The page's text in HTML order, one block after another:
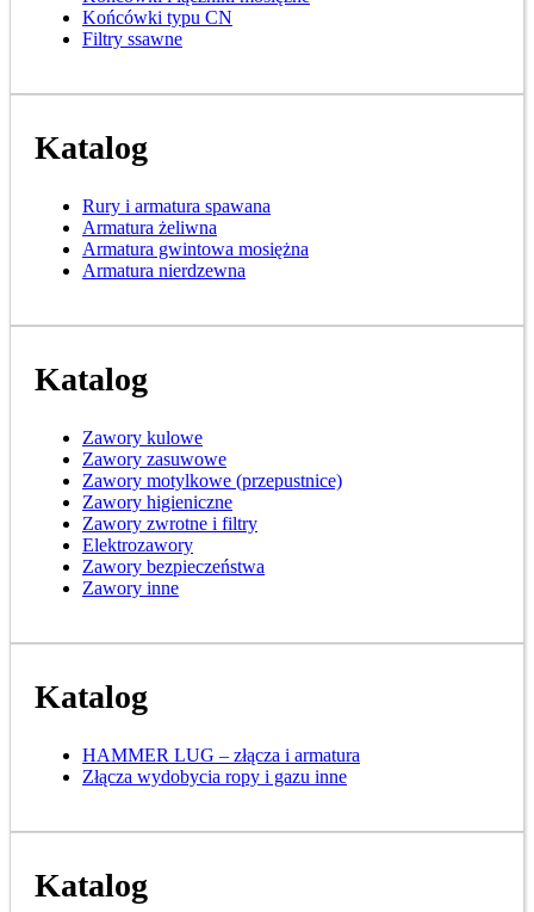
Końcówki typu CN
Filtry ssawne
Katalog
Rury i armatura spawana
Armatura żeliwna
Armatura gwintowa mosiężna
Armatura nierdzewna
Katalog
Zawory kulowe
Zawory zasuwowe
Zawory motylkowe (przepustnice)
Zawory higieniczne
Zawory zwrotne i filtry
Elektrozawory
Zawory bezpieczeństwa
Zawory inne
Katalog
HAMMER LUG – złącza i armatura
Złącza wydobycia ropy i gazu inne
Katalog